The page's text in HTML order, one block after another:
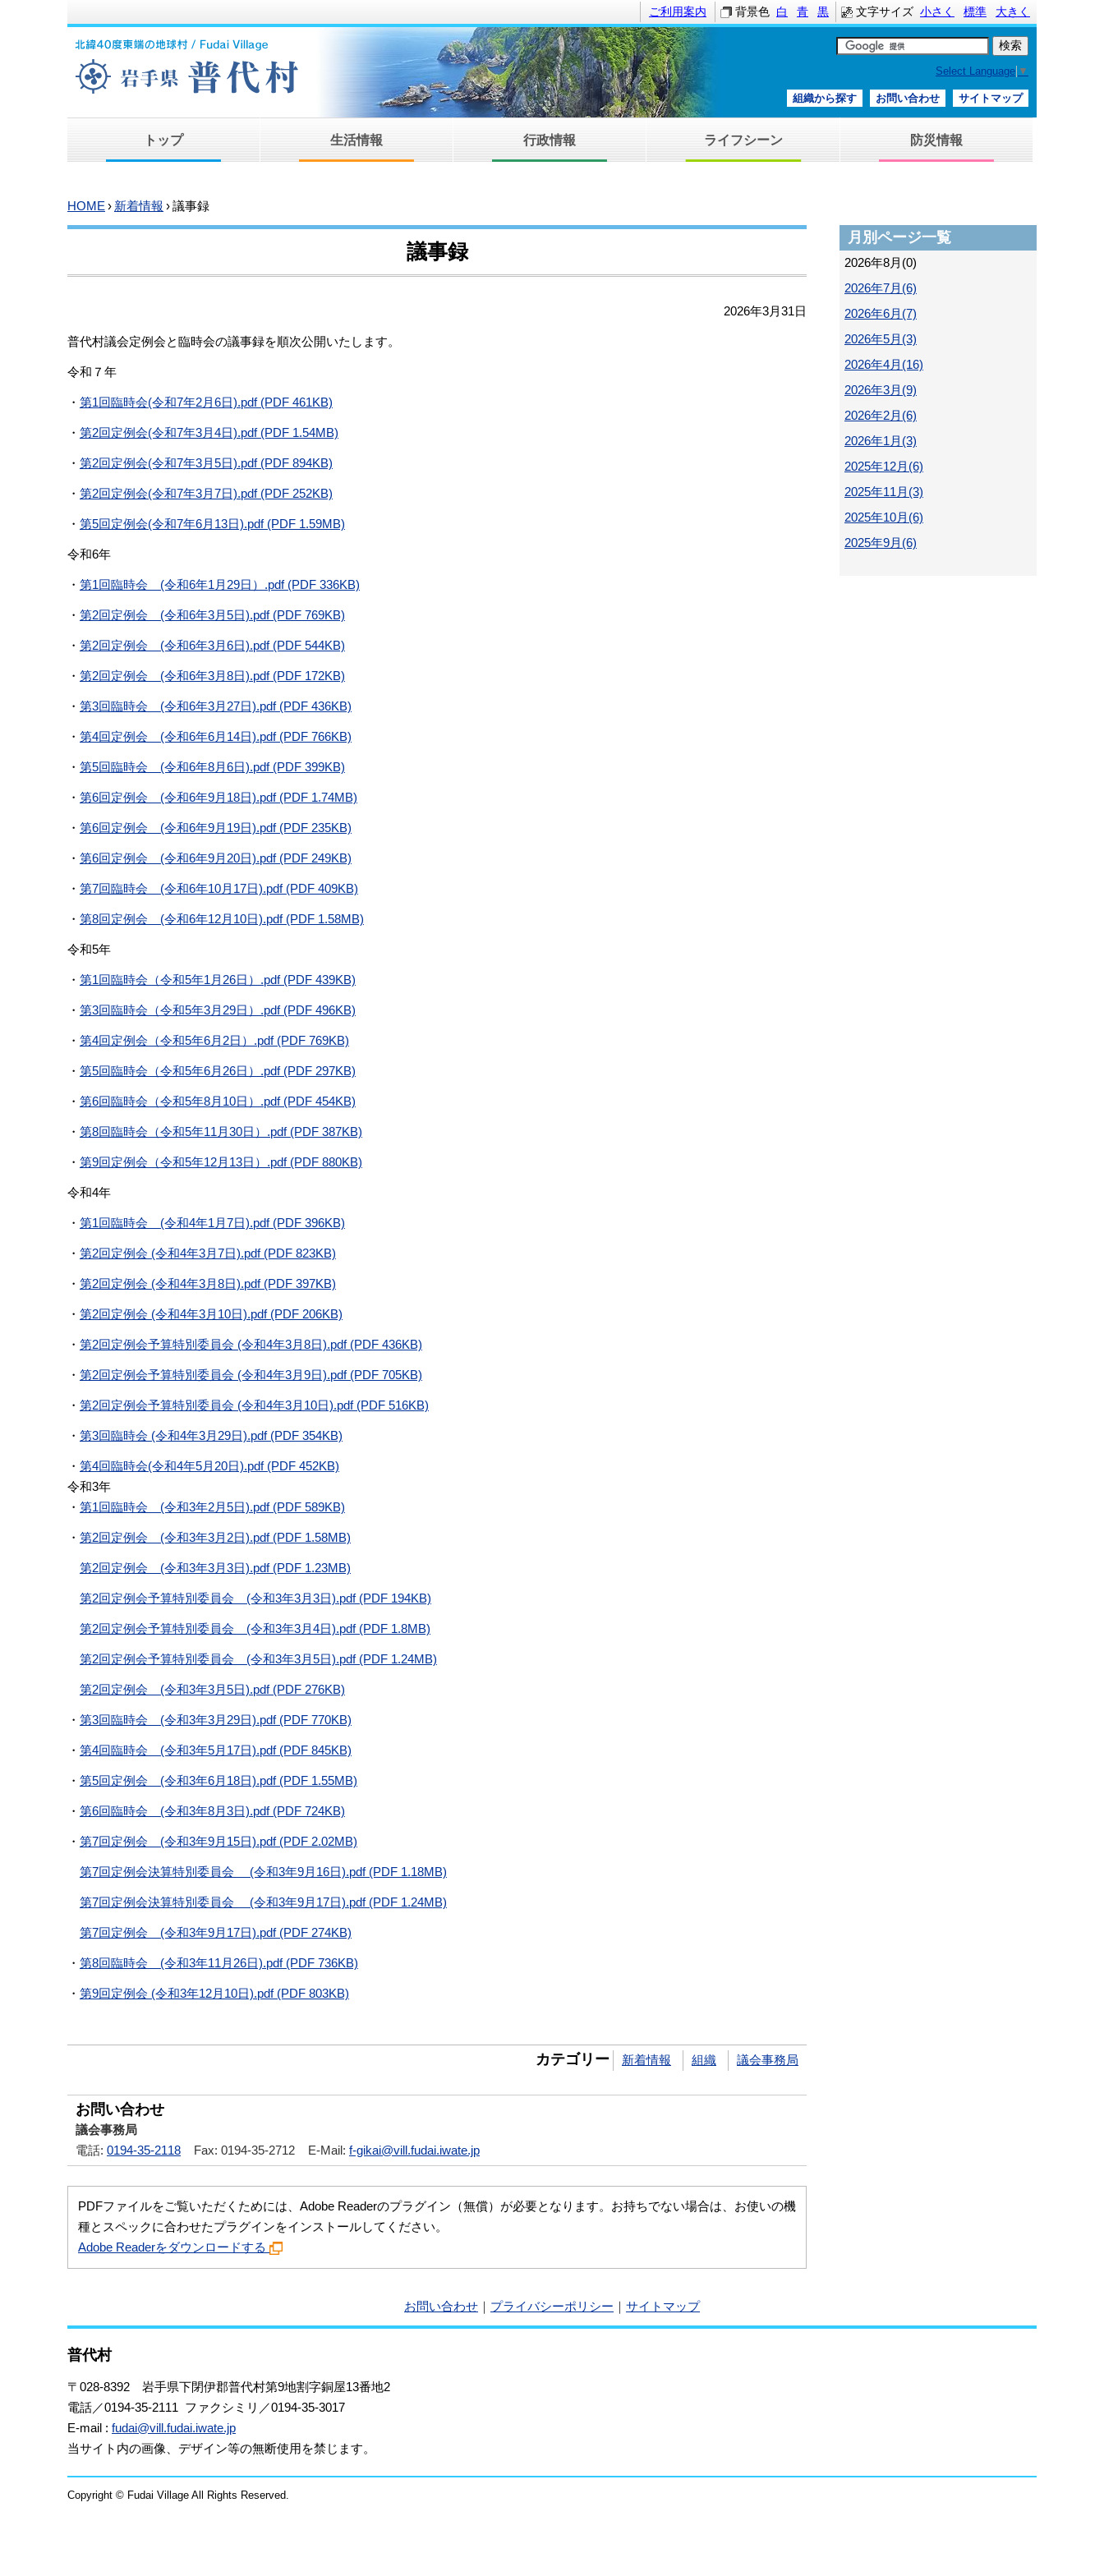
ご利用案内 背景色 白 青 黒 文字サイズ 小さく 標準 大きく
Select Language ▼
組織から探す お問い合わせ サイトマップ
トップ 生活情報 行政情報 ライフシーン 防災情報
HOME › 新着情報 ›議事録
議事録
2026年3月31日
普代村議会定例会と臨時会の議事録を順次公開いたします。
令和７年
・ 第1回臨時会(令和7年2月6日).pdf (PDF 461KB)
・ 第2回定例会(令和7年3月4日).pdf (PDF 1.54MB)
・ 第2回定例会(令和7年3月5日).pdf (PDF 894KB)
・ 第2回定例会(令和7年3月7日).pdf (PDF 252KB)
・ 第5回定例会(令和7年6月13日).pdf (PDF 1.59MB)
令和6年
・ 第1回臨時会 (令和6年1月29日）.pdf (PDF 336KB)
・ 第2回定例会 (令和6年3月5日).pdf (PDF 769KB)
・ 第2回定例会 (令和6年3月6日).pdf (PDF 544KB)
・ 第2回定例会 (令和6年3月8日).pdf (PDF 172KB)
・ 第3回臨時会 (令和6年3月27日).pdf (PDF 436KB)
・ 第4回定例会 (令和6年6月14日).pdf (PDF 766KB)
・ 第5回臨時会 (令和6年8月6日).pdf (PDF 399KB)
・ 第6回定例会 (令和6年9月18日).pdf (PDF 1.74MB)
・ 第6回定例会 (令和6年9月19日).pdf (PDF 235KB)
・ 第6回定例会 (令和6年9月20日).pdf (PDF 249KB)
・ 第7回臨時会 (令和6年10月17日).pdf (PDF 409KB)
・ 第8回定例会 (令和6年12月10日).pdf (PDF 1.58MB)
令和5年
・ 第1回臨時会（令和5年1月26日）.pdf (PDF 439KB)
・ 第3回臨時会（令和5年3月29日）.pdf (PDF 496KB)
・ 第4回定例会（令和5年6月2日）.pdf (PDF 769KB)
・ 第5回臨時会（令和5年6月26日）.pdf (PDF 297KB)
・ 第6回臨時会（令和5年8月10日）.pdf (PDF 454KB)
・ 第8回臨時会（令和5年11月30日）.pdf (PDF 387KB)
・ 第9回定例会（令和5年12月13日）.pdf (PDF 880KB)
令和4年
・ 第1回臨時会 (令和4年1月7日).pdf (PDF 396KB)
・ 第2回定例会 (令和4年3月7日).pdf (PDF 823KB)
・ 第2回定例会 (令和4年3月8日).pdf (PDF 397KB)
・ 第2回定例会 (令和4年3月10日).pdf (PDF 206KB)
・ 第2回定例会予算特別委員会 (令和4年3月8日).pdf (PDF 436KB)
・ 第2回定例会予算特別委員会 (令和4年3月9日).pdf (PDF 705KB)
・ 第2回定例会予算特別委員会 (令和4年3月10日).pdf (PDF 516KB)
・ 第3回臨時会 (令和4年3月29日).pdf (PDF 354KB)
・ 第4回臨時会(令和4年5月20日).pdf (PDF 452KB)
令和3年
・ 第1回臨時会 (令和3年2月5日).pdf (PDF 589KB)
・ 第2回定例会 (令和3年3月2日).pdf (PDF 1.58MB)
第2回定例会 (令和3年3月3日).pdf (PDF 1.23MB)
第2回定例会予算特別委員会 (令和3年3月3日).pdf (PDF 194KB)
第2回定例会予算特別委員会 (令和3年3月4日).pdf (PDF 1.8MB)
第2回定例会予算特別委員会 (令和3年3月5日).pdf (PDF 1.24MB)
第2回定例会 (令和3年3月5日).pdf (PDF 276KB)
・ 第3回臨時会 (令和3年3月29日).pdf (PDF 770KB)
・ 第4回臨時会 (令和3年5月17日).pdf (PDF 845KB)
・ 第5回定例会 (令和3年6月18日).pdf (PDF 1.55MB)
・ 第6回臨時会 (令和3年8月3日).pdf (PDF 724KB)
・ 第7回定例会 (令和3年9月15日).pdf (PDF 2.02MB)
第7回定例会決算特別委員会 (令和3年9月16日).pdf (PDF 1.18MB)
第7回定例会決算特別委員会 (令和3年9月17日).pdf (PDF 1.24MB)
第7回定例会 (令和3年9月17日).pdf (PDF 274KB)
・ 第8回臨時会 (令和3年11月26日).pdf (PDF 736KB)
・ 第9回定例会 (令和3年12月10日).pdf (PDF 803KB)
カテゴリー 新着情報 組織 議会事務局
お問い合わせ
議会事務局
電話: 0194-35-2118 Fax: 0194-35-2712 E-Mail: f-gikai@vill.fudai.iwate.jp
PDFファイルをご覧いただくためには、Adobe Readerのプラグイン（無償）が必要となります。お持ちでない場合は、お使いの機
種とスペックに合わせたプラグインをインストールしてください。
Adobe Readerをダウンロードする
月別ページ一覧
2026年8月(0)
2026年7月(6)
2026年6月(7)
2026年5月(3)
2026年4月(16)
2026年3月(9)
2026年2月(6)
2026年1月(3)
2025年12月(6)
2025年11月(3)
2025年10月(6)
2025年9月(6)
お問い合わせ ｜ プライバシーポリシー ｜ サイトマップ
普代村
〒028-8392 岩手県下閉伊郡普代村第9地割字銅屋13番地2
電話／0194-35-2111 ファクシミリ／0194-35-3017
E-mail : fudai@vill.fudai.iwate.jp
当サイト内の画像、デザイン等の無断使用を禁じます。
Copyright © Fudai Village All Rights Reserved.